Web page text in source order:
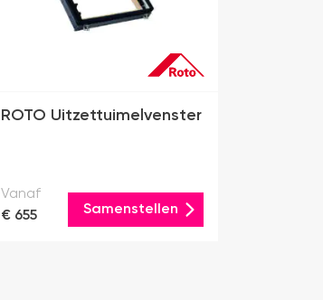
ROTO Uitzettuimelvenster
Vanaf
€ 655
Samenstellen